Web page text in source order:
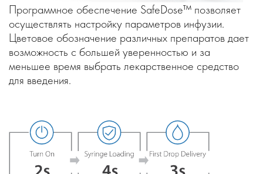
Программное обеспечение SafeDose™ позволяет
осуществлять настройку параметров инфузии.
Цветовое обозначение различных препаратов дает
возможность с большей уверенностью и за
меньшее время выбрать лекарственное средство
для введения.